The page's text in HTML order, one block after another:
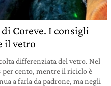
Coreve. I consigli
il vetro
differenziata del vetro. Nel
per cento, mentre il riciclo è
a farla da padrone, ma negli